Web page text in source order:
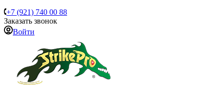
+7 (921) 740 00 88
Заказать звонок
Войти